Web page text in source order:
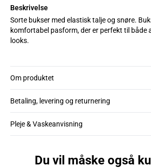
Beskrivelse
Sorte bukser med elastisk talje og snøre.
komfortabel pasform, der er perfekt til både
looks.
Om produktet
Betaling, levering og returnering
Pleje & Vaskeanvisning
Du vil måske også